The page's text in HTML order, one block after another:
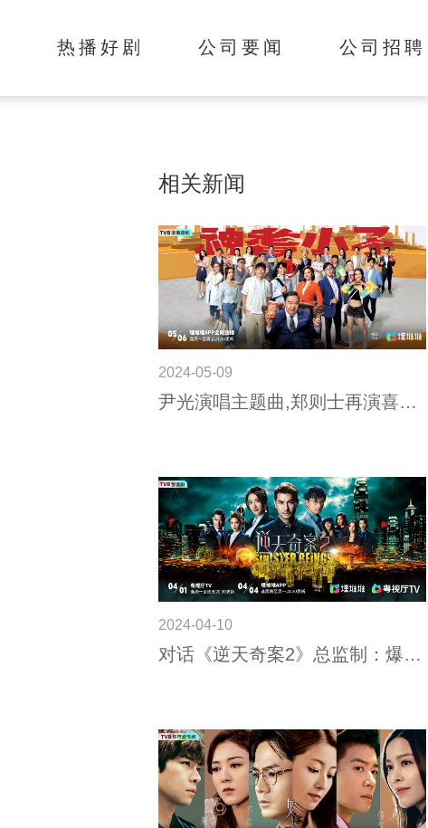
热播好剧 公司要闻 公司招聘
相关新闻
2024-05-09
尹光演唱主题曲,郑则士再演喜
2024-04-10
对话《逆天奇案2》总监制：爆款